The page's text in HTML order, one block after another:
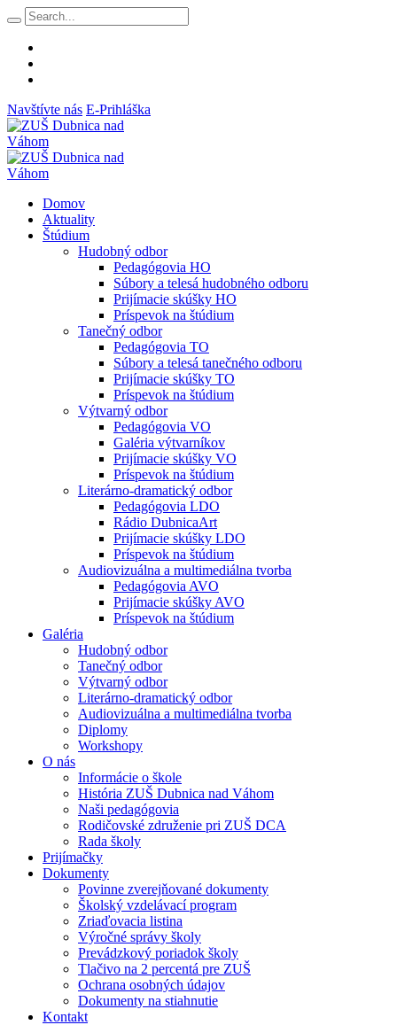
Navštívte nás E-Prihláška
Domov
Aktuality
Štúdium
Hudobný odbor
Pedagógovia HO
Súbory a telesá hudobného odboru
Prijímacie skúšky HO
Príspevok na štúdium
Tanečný odbor
Pedagógovia TO
Súbory a telesá tanečného odboru
Prijímacie skúšky TO
Príspevok na štúdium
Výtvarný odbor
Pedagógovia VO
Galéria výtvarníkov
Prijímacie skúšky VO
Príspevok na štúdium
Literárno-dramatický odbor
Pedagógovia LDO
Rádio DubnicaArt
Prijímacie skúšky LDO
Príspevok na štúdium
Audiovizuálna a multimediálna tvorba
Pedagógovia AVO
Prijímacie skúšky AVO
Príspevok na štúdium
Galéria
Hudobný odbor
Tanečný odbor
Výtvarný odbor
Literárno-dramatický odbor
Audiovizuálna a multimediálna tvorba
Diplomy
Workshopy
O nás
Informácie o škole
História ZUŠ Dubnica nad Váhom
Naši pedagógovia
Rodičovské združenie pri ZUŠ DCA
Rada školy
Prijímačky
Dokumenty
Povinne zverejňované dokumenty
Školský vzdelávací program
Zriaďovacia listina
Výročné správy školy
Prevádzkový poriadok školy
Tlačivo na 2 percentá pre ZUŠ
Ochrana osobných údajov
Dokumenty na stiahnutie
Kontakt